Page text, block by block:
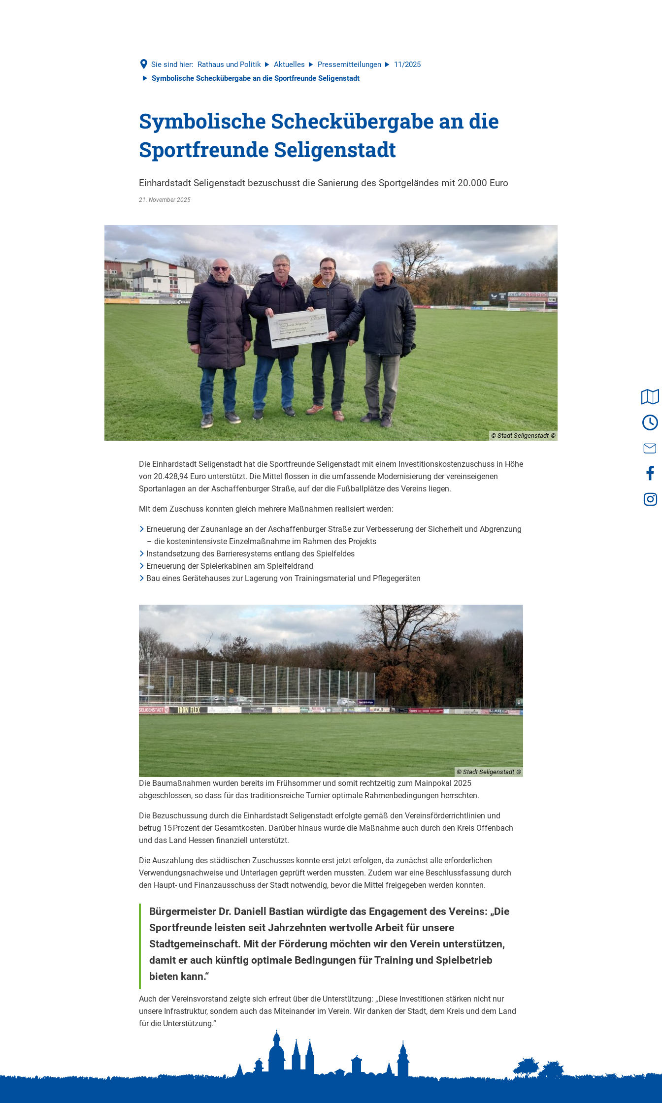
Sie sind hier: Rathaus und Politik Aktuelles Pressemitteilungen
11/2025
Symbolische Scheckübergabe an die Sportfreunde Seligenstadt
Symbolische Scheckübergabe an die
Sportfreunde Seligenstadt
Einhardstadt Seligenstadt bezuschusst die Sanierung des Sportgeländes mit 20.000 Euro
21. November 2025
© Stadt Seligenstadt
Die Einhardstadt Seligenstadt hat die Sportfreunde Seligenstadt mit einem Investitionskostenzuschuss in Höhe
von 20.428,94 Euro unterstützt. Die Mittel flossen in die umfassende Modernisierung der vereinseigenen
Sportanlagen an der Aschaffenburger Straße, auf der die Fußballplätze des Vereins liegen.
Mit dem Zuschuss konnten gleich mehrere Maßnahmen realisiert werden:
Erneuerung der Zaunanlage an der Aschaffenburger Straße zur Verbesserung der Sicherheit und Abgrenzung
– die kostenintensivste Einzelmaßnahme im Rahmen des Projekts
Instandsetzung des Barrieresystems entlang des Spielfeldes
Erneuerung der Spielerkabinen am Spielfeldrand
Bau eines Gerätehauses zur Lagerung von Trainingsmaterial und Pflegegeräten
© Stadt Seligenstadt
Die Baumaßnahmen wurden bereits im Frühsommer und somit rechtzeitig zum Mainpokal 2025
abgeschlossen, so dass für das traditionsreiche Turnier optimale Rahmenbedingungen herrschten.
Die Bezuschussung durch die Einhardstadt Seligenstadt erfolgte gemäß den Vereinsförderrichtlinien und
betrug 15 Prozent der Gesamtkosten. Darüber hinaus wurde die Maßnahme auch durch den Kreis Offenbach
und das Land Hessen finanziell unterstützt.
Die Auszahlung des städtischen Zuschusses konnte erst jetzt erfolgen, da zunächst alle erforderlichen
Verwendungsnachweise und Unterlagen geprüft werden mussten. Zudem war eine Beschlussfassung durch
den Haupt- und Finanzausschuss der Stadt notwendig, bevor die Mittel freigegeben werden konnten.
Bürgermeister Dr. Daniell Bastian würdigte das Engagement des Vereins: „Die
Sportfreunde leisten seit Jahrzehnten wertvolle Arbeit für unsere
Stadtgemeinschaft. Mit der Förderung möchten wir den Verein unterstützen,
damit er auch künftig optimale Bedingungen für Training und Spielbetrieb
bieten kann.“
Auch der Vereinsvorstand zeigte sich erfreut über die Unterstützung: „Diese Investitionen stärken nicht nur
unsere Infrastruktur, sondern auch das Miteinander im Verein. Wir danken der Stadt, dem Kreis und dem Land
für die Unterstützung.“